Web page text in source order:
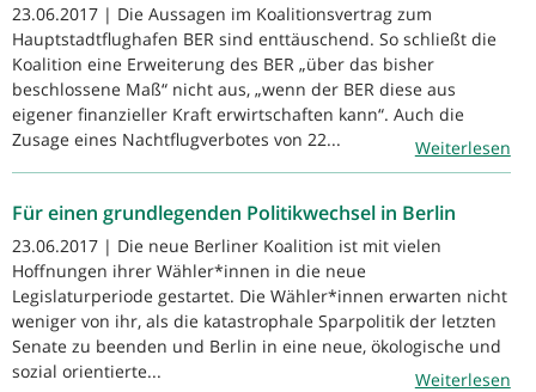
23.06.2017 | Die Aussagen im Koalitionsvertrag zum
Hauptstadtflughafen BER sind enttäuschend. So schließt die
Koalition eine Erweiterung des BER „über das bisher
beschlossene Maß“ nicht aus, „wenn der BER diese aus
eigener finanzieller Kraft erwirtschaften kann“. Auch die
Zusage eines Nachtflugverbotes von 22...
Weiterlesen
Für einen grundlegenden Politikwechsel in Berlin
23.06.2017 | Die neue Berliner Koalition ist mit vielen
Hoffnungen ihrer Wähler*innen in die neue
Legislaturperiode gestartet. Die Wähler*innen erwarten nicht
weniger von ihr, als die katastrophale Sparpolitik der letzten
Senate zu beenden und Berlin in eine neue, ökologische und
sozial orientierte...
Weiterlesen